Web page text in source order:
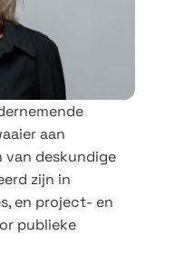
aan
van deskundige
zijn in
en project- en
publieke